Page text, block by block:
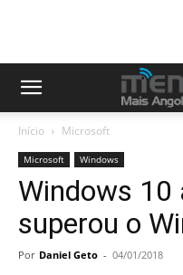
Início Microsoft
Microsoft Windows
Windows 10
superou o
Por Daniel Geto - 04/01/2018